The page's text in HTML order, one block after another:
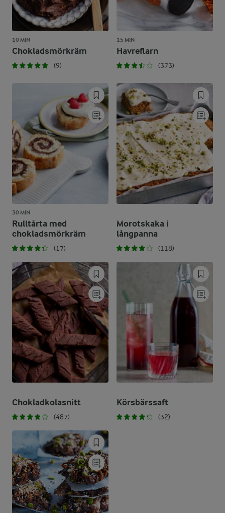
10 MIN
Chokladsmörkräm
(9)
15 MIN
Havreflarn
(373)
30 MIN
Rulltårta med
chokladsmörkräm
(17)
Morotskaka i
långpanna
(118)
Chokladkolasnitt
(487)
Körsbärssaft
(32)